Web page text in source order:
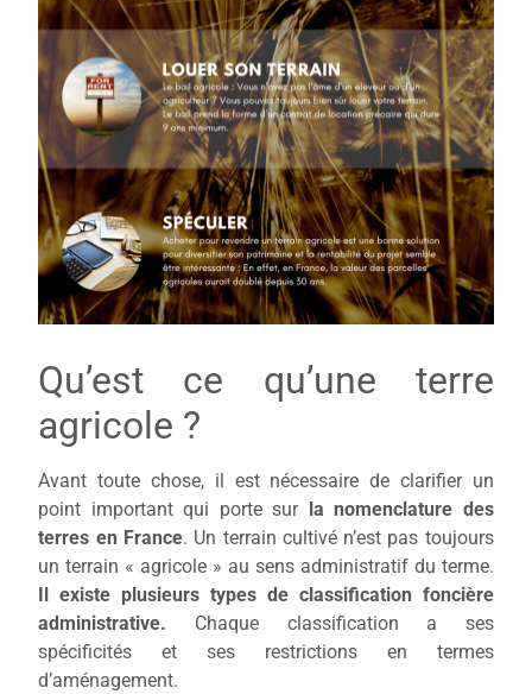
Qu’est ce qu’une terre
agricole ?
Avant toute chose, il est nécessaire de clarifier un
point important qui porte sur
la nomenclature des
terres en France. Un terrain cultivé n’est pas toujours
un terrain « agricole » au sens administratif du terme.
Il existe plusieurs types de classification foncière
administrative. Chaque classification a ses
spécificités et ses restrictions en termes
d’aménagement.